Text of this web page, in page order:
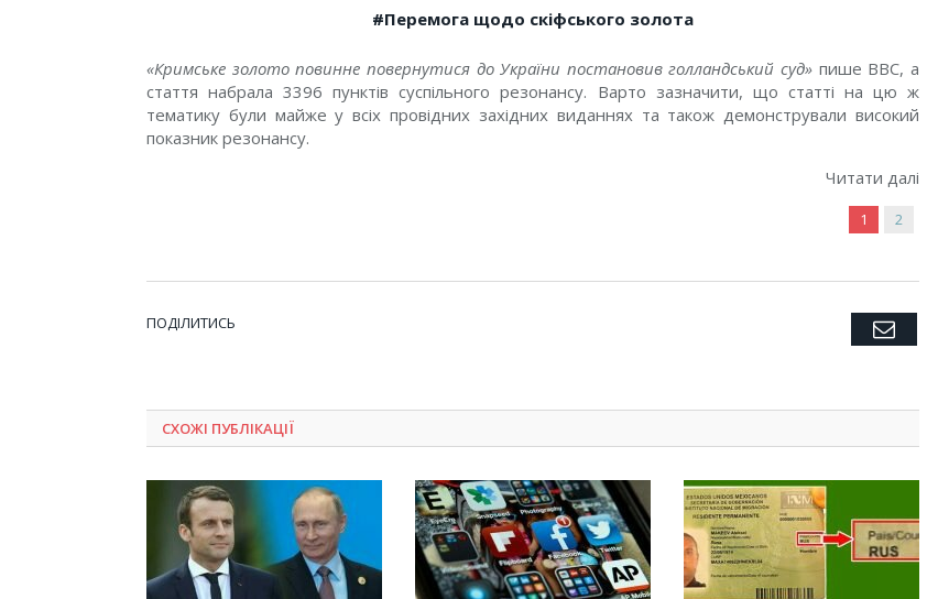
#Перемога щодо скіфського золота
«Кримське золото повинне повернутися до України постановив голландський суд» пише ВВС, а
стаття набрала 3396 пунктів суспільного резонансу. Варто зазначити, що статті на цю ж
тематику були майже у всіх провідних західних виданнях та також демонстрували високий
показник резонансу.
Читати далі
1 2
ПОДІЛИТИСЬ Twitter
Facebook
Google+
Pinterest
LinkedIn
TumblrEmail
СХОЖІ ПУБЛІКАЦІЇ